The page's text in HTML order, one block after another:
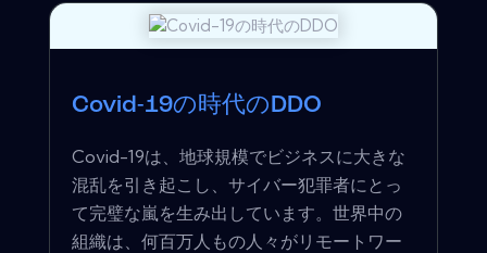
Covid-19の時代のDDO
Covid-19は、地球規模でビジネスに大きな
混乱を引き起こし、サイバー犯罪者にとっ
て完璧な嵐を生み出しています。世界中の
組織は、何百万人もの人々がリモートワー